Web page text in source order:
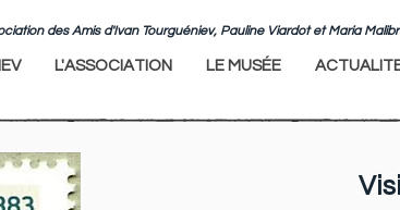
des Amis d'Ivan Tourguéniev, Pauline Viardot et Maria
L'ASSOCIATION LE MUSÉE